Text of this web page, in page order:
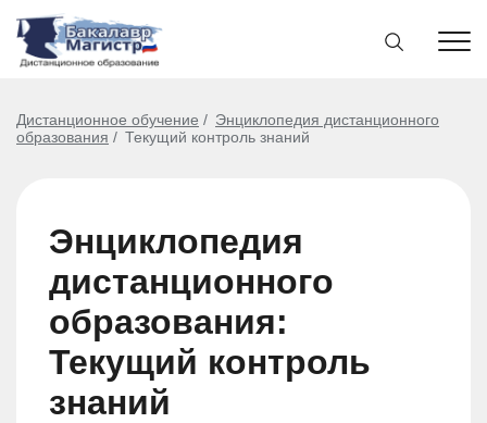
Дистанционное обучение
Энциклопедия дистанционного
образования
Текущий контроль знаний
Энциклопедия
дистанционного
образования:
Текущий контроль
знаний